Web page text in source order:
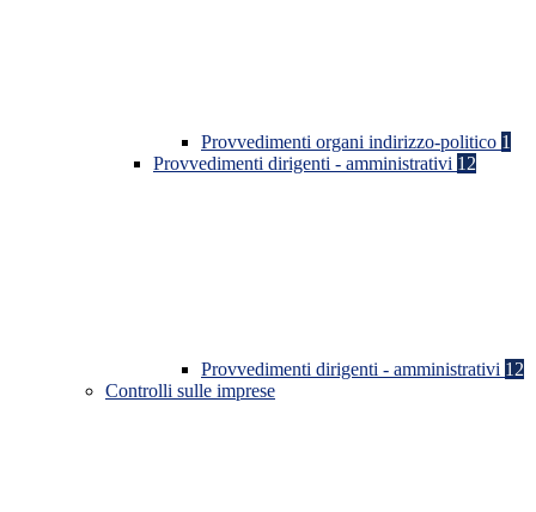
Provvedimenti organi indirizzo-politico 1
Provvedimenti dirigenti - amministrativi 12
Provvedimenti dirigenti - amministrativi 12
Controlli sulle imprese